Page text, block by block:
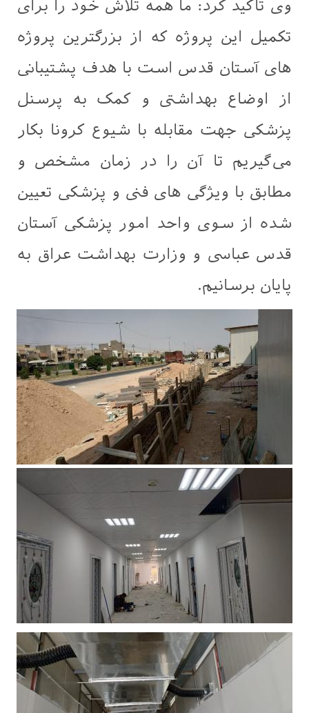
وی تاکید کرد: ما همه تلاش خود را برای
تکمیل این پروژه که از بزرگترین پروژه
های آستان قدس است با هدف پشتیبانی
از اوضاع بهداشتی و کمک به پرسنل
پزشکی جهت مقابله با شیوع کرونا بکار
می‌گیریم تا آن را در زمان مشخص و
مطابق با ویژگی های فنی و پزشکی تعیین
شده از سوی واحد امور پزشکی آستان
قدس عباسی و وزارت بهداشت عراق به
پایان برسانیم.